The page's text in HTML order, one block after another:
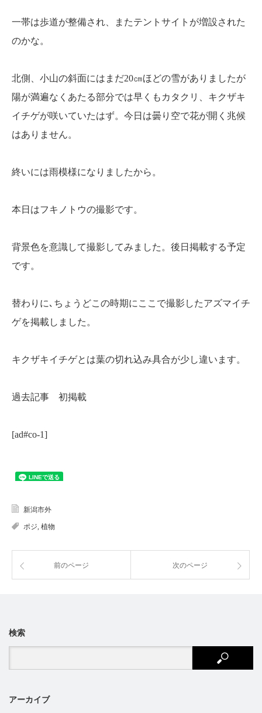
一帯は歩道が整備され、またテントサイトが増設された
のかな。
北側、小山の斜面にはまだ20㎝ほどの雪がありましたが
陽が満遍なくあたる部分では早くもカタクリ、キクザキ
イチゲが咲いていたはず。今日は曇り空で花が開く兆候
はありません。
終いには雨模様になりましたから。
本日はフキノトウの撮影です。
背景色を意識して撮影してみました。後日掲載する予定
です。
替わりに､ちょうどこの時期にここで撮影したアズマイチ
ゲを掲載しました。
キクザキイチゲとは葉の切れ込み具合が少し違います。
過去記事 初掲載
[ad#co-1]
新潟市外
ポジ 植物
前のページ 次のページ
検索
アーカイブ